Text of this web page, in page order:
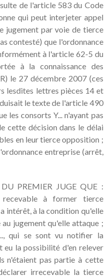
de l'article 583 du Code
qui peut interjeter appel
jugement par voie de tierce
contesté) que l'ordonnance
à l'article 62-5 du
à la connaissance des
le 27 décembre 2007 (ces
lesdites lettres pièces 14 et
le texte de l'article 490
les consorts Y... n'ayant pas
cette décision dans le délai
en leur tierce opposition ;
entreprise (arrêt,
PREMIER JUGE QUE :
à former tierce
intérêt, à la condition qu'elle
jugement qu'elle attaque ;
qui se sont vu notifier la
la possibilité d'en relever
n'étaient pas partie à cette
irrecevable la tierce